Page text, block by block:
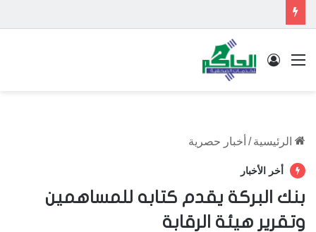
القائمة تسجيل الدخول
الرئيسية / أخبار حصرية
أخر الأخبار
بنك البركة يقدم كتابه للمساهمين
وتقرير هيئة الرقابة